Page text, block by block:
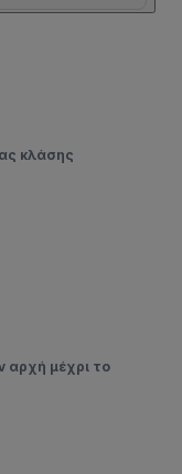
κλάσης
αρχή μέχρι το